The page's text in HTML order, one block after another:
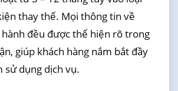
thay thế. Mọi thông tin về
đều được thể hiện rõ trong
giúp khách hàng nắm bắt đầy
sử dụng dịch vụ.